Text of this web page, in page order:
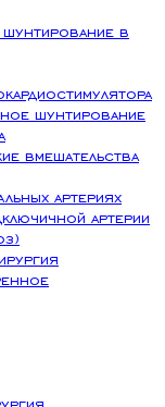
в
шунтирование
вмешательства
артериях
артерии